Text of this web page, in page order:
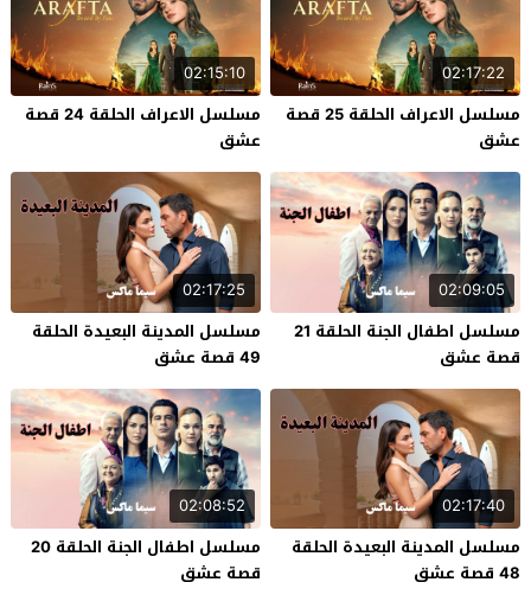
02:17:22
مسلسل الاعراف الحلقة 25 قصة
عشق
02:15:10
مسلسل الاعراف الحلقة 24 قصة
عشق
02:09:05
مسلسل اطفال الجنة الحلقة 21
قصة عشق
02:17:25
مسلسل المدينة البعيدة الحلقة
49 قصة عشق
02:17:40
مسلسل المدينة البعيدة الحلقة
48 قصة عشق
02:08:52
مسلسل اطفال الجنة الحلقة 20
قصة عشق